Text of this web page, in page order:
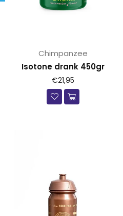
Chimpanzee
Isotone drank 450gr
Prijs
€21,95